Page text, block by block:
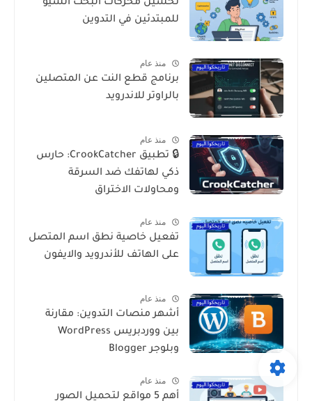
تحسين محركات البحث السيو
للمبتدئين في التدوين
منذ عام
برنامج قطع النت عن المتصلين
بالراوتر للاندرويد
منذ عام
🔒 تطبيق CrookCatcher: حارس
ذكي لهاتفك ضد السرقة
ومحاولات الاختراق
منذ عام
تفعيل خاصية نطق اسم المتصل
على الهاتف للأندرويد والايفون
منذ عام
أشهر منصات التدوين: مقارنة
بين ووردبريس WordPress
وبلوجر Blogger
منذ عام
أهم 5 مواقع لتحميل الصور